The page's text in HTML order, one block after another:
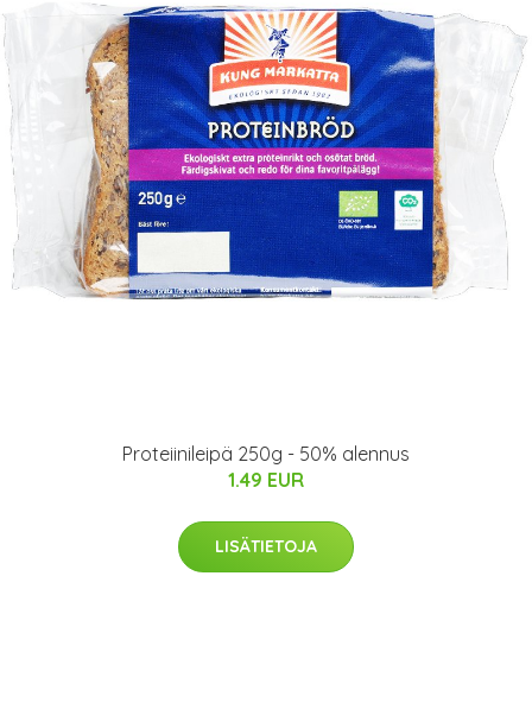
Proteiinileipä 250g - 50% alennus
1.49 EUR
LISÄTIETOJA